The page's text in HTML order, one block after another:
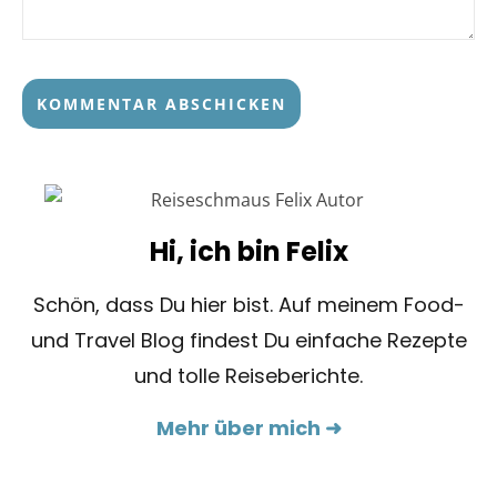
Hi, ich bin Felix
Schön, dass Du hier bist. Auf meinem Food-
und Travel Blog findest Du einfache Rezepte
und tolle Reiseberichte.
Mehr über mich ➜